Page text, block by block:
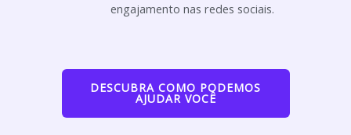
engajamento nas redes sociais.
DESCUBRA COMO PODEMOS
AJUDAR VOCÊ